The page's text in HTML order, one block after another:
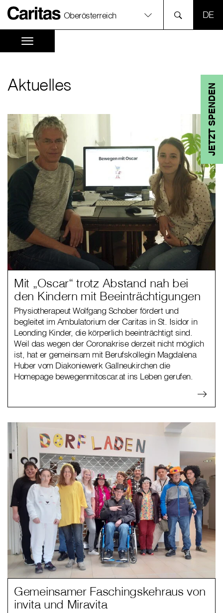
Oberösterreich
JETZT SPENDEN
Aktuelles
Mit „Oscar“ trotz Abstand nah bei
den Kindern mit Beeinträchtigungen
Physiotherapeut Wolfgang Schober fördert und
begleitet im Ambulatorium der Caritas in St. Isidor in
Leonding Kinder, die körperlich beeinträchtigt sind.
Weil das wegen der Coronakrise derzeit nicht möglich
ist, hat er gemeinsam mit Berufskollegin Magdalena
Huber vom Diakoniewerk Gallneukirchen die
Homepage bewegenmitoscar.at ins Leben gerufen.
Gemeinsamer Faschingskehraus von
invita und Miravita